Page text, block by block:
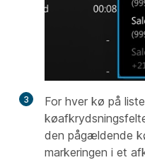
3
For hver kø på
den pågældende
markeringen i et